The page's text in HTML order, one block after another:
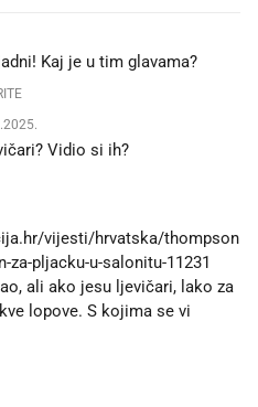
Kaj je u tim glavama?
Vidio si ih?
vijesti/hrvatska/thompson
za-pljacku-u-salonitu-11231
ali ako jesu ljevičari, lako za
lopove. S kojima se vi